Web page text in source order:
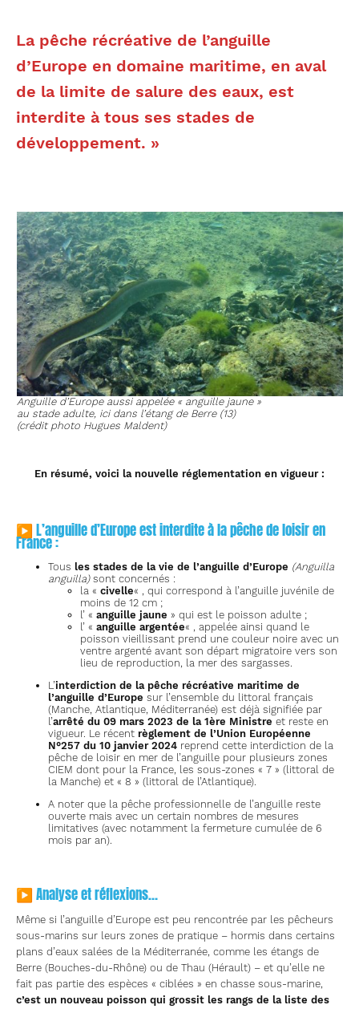
La pêche récréative de l’anguille
d’Europe en domaine maritime, en aval
de la limite de salure des eaux, est
interdite à tous ses stades de
développement. »
Anguille d’Europe aussi appelée « anguille jaune »
au stade adulte, ici dans l’étang de Berre (13)
(crédit photo Hugues Maldent)
En résumé, voici la nouvelle réglementation en vigueur :
▶ L’anguille d’Europe est interdite à la pêche de loisir en
France :
Tous les stades de la vie de l’anguille d’Europe (Anguilla
anguilla)sont concernés :
la « civelle« , qui correspond à l’anguille juvénile de
moins de 12 cm ;
l’ « anguille jaune » qui est le poisson adulte ;
l’ « anguille argentée« , appelée ainsi quand le
poisson vieillissant prend une couleur noire avec un
ventre argenté avant son départ migratoire vers son
lieu de reproduction, la mer des sargasses.
L’interdiction de la pêche récréative maritime de
l’anguille d’Europe sur l’ensemble du littoral français
(Manche, Atlantique, Méditerranée) est déjà signifiée par
l’arrêté du 09 mars 2023 de la 1ère Ministre et reste en
vigueur. Le récent règlement de l’Union Européenne
N°257 du 10 janvier 2024 reprend cette interdiction de la
pêche de loisir en mer de l’anguille pour plusieurs zones
CIEM dont pour la France, les sous-zones « 7 » (littoral de
la Manche) et « 8 » (littoral de l’Atlantique).
A noter que la pêche professionnelle de l’anguille reste
ouverte mais avec un certain nombres de mesures
limitatives (avec notamment la fermeture cumulée de 6
mois par an).
▶ Analyse et réflexions…
Même si l’anguille d’Europe est peu rencontrée par les pêcheurs
sous-marins sur leurs zones de pratique – hormis dans certains
plans d’eaux salées de la Méditerranée, comme les étangs de
Berre (Bouches-du-Rhône) ou de Thau (Hérault) – et qu’elle ne
fait pas partie des espèces « ciblées » en chasse sous-marine,
c’est un nouveau poisson qui grossit les rangs de la liste des